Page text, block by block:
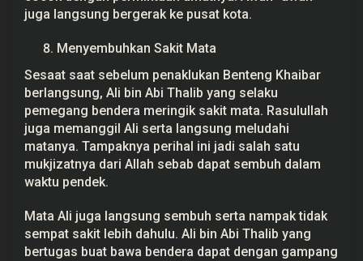
juga langsung bergerak ke pusat kota.
Menyembuhkan Sakit Mata
Sesaat saat sebelum penaklukan Benteng Khaibar
berlangsung, Ali bin Abi Thalib yang selaku
pemegang bendera meringik sakit mata. Rasulullah
juga memanggil Ali serta langsung meludahi
matanya. Tampaknya perihal ini jadi salah satu
mukjizatnya dari Allah sebab dapat sembuh dalam
waktu pendek.
Mata Ali juga langsung sembuh serta nampak tidak
sempat sakit lebih dahulu. Ali bin Abi Thalib yang
bertugas buat bawa bendera dapat dengan gampang